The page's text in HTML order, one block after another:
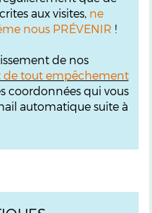
aux visites, ne
nous PRÉVENIR !
de nos
de tout empêchement
coordonnées qui vous
automatique suite à